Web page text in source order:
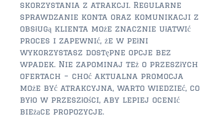
skorzystania z atrakcji. Regularne
sprawdzanie konta oraz komunikacji z
obsługą klienta może znacznie ułatwić
proces i zapewnić, że w pełni
wykorzystasz dostępne opcje bez
wpadek. Nie zapominaj też o przeszłych
ofertach – choć aktualna promocja
może być atrakcyjna, warto wiedzieć, co
było w przeszłości, aby lepiej ocenić
bieżące propozycje.